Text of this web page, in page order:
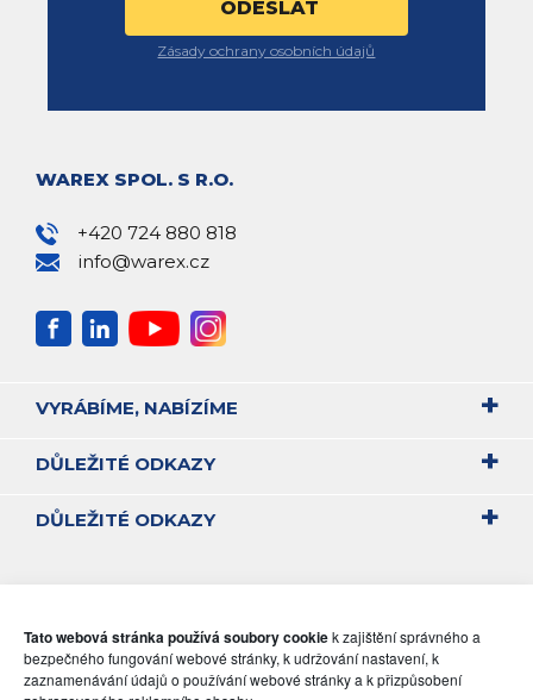
Tato webová stránka používá soubory cookiek zajištění správného a
bezpečného fungování webové stránky, k udržování nastavení, k
zaznamenávání údajů o používání webové stránky a k přizpůsobení
Zásady ochrany osobních údajů
WAREX SPOL. S R.O.
+420 724 880 818
info@warex.cz
VYRÁBÍME, NABÍZÍME
DŮLEŽITÉ ODKAZY
DŮLEŽITÉ ODKAZY